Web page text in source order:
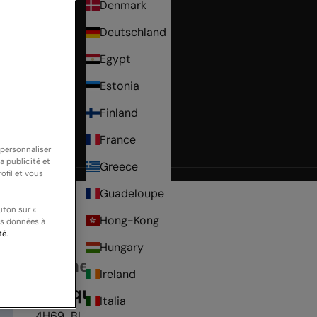
Denmark
Deutschland
Egypt
Estonia
Finland
France
Greece
Guadeloupe
Hong-Kong
Hungary
Ireland
Italia
By the Sea
Tunique
publicité et
et vous
sur «
données à